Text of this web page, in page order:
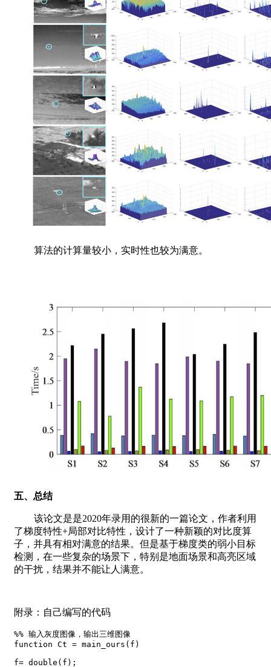
算法的计算量较小，实时性也较为满意。
五、总结
该论文是是2020年录用的很新的一篇论文，作者利用
了梯度特性+局部对比特性，设计了一种新颖的对比度算
子，并具有相对满意的结果。但是基于梯度类的弱小目标
检测，在一些复杂的场景下，特别是地面场景和高亮区域
的干扰，结果并不能让人满意。
附录：自己编写的代码
%% 输入灰度图像，输出三维图像
function Ct = main_ours(f)
f= double(f);